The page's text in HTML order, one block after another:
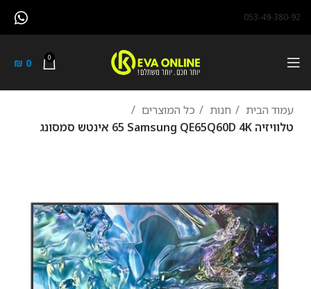
053-49-380-92
0
₪ 0
עמוד הבית חנות
כל המוצרים
טלוויזיה Samsung QE65Q60D 4K ‏65 ‏אינטש סמסונג